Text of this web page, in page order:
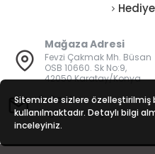
Mağaza Adresi
Fevzi Çakmak Mh. Büsan
OSB 10660. Sk No:9,
42050 Karatay/Konya
E-Posta
Sitemizde sizlere
kullanılmaktadır. Detaylı bilgi
inceleyiniz.